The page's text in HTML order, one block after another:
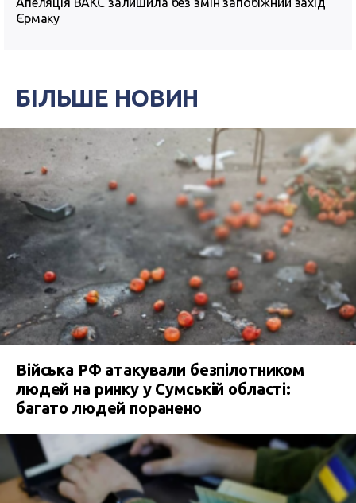
Єрмаку
БІЛЬШЕ НОВИН
Війська РФ атакували безпілотником
людей на ринку у Сумській області:
багато людей поранено